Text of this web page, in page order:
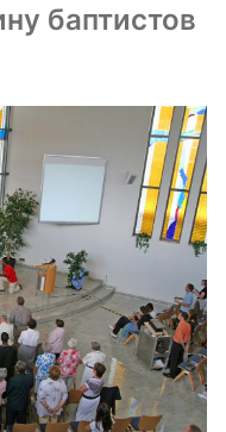
баптистов